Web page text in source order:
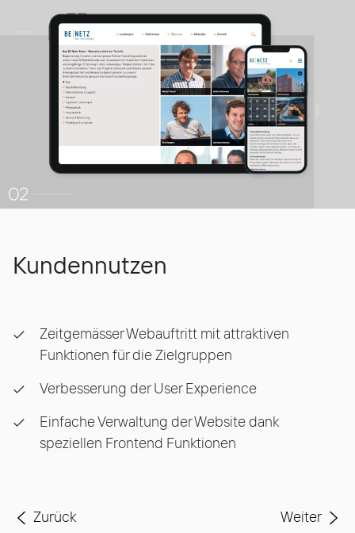
Kundennutzen
Zeitgemässer Webauftritt mit attraktiven
Funktionen für die Zielgruppen
Verbesserung der User Experience
Einfache Verwaltung der Website dank
speziellen Frontend Funktionen
Vorheriger Beitrag: Zeitgemässer Webauftritt für
Zurück Nächster
Weiter